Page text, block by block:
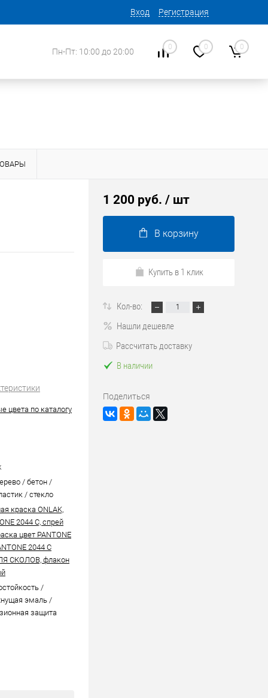
Вход Регистрация
Пн-Пт: 10:00 до 20:00 0 0 0
цвета по каталогу
/ бетон /
/ стекло
краска ONLAK,
2044 C, спрей
цвет PANTONE
2044 C
СКОЛОВ, флакон
/
эмаль /
защита
1 200 руб. / шт
В корзину
Купить в 1 клик
Кол-во:
Нашли дешевле
Рассчитать доставку
В наличии
Поделиться